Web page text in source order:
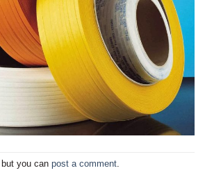
you can post a comment